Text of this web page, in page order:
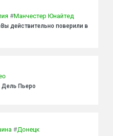
#Манчестер Юнайтед
действительно поверили в
Пьеро
#Донецк